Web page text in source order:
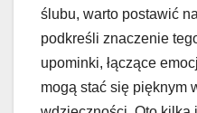
ślubu, warto postawić
podkreśli znaczenie
upominki, łączące
mogą stać się pięknym